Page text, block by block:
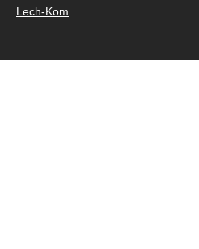
Lech-Kom